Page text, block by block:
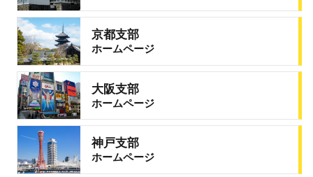
京都支部
ホームページ
大阪支部
ホームページ
神戸支部
ホームページ